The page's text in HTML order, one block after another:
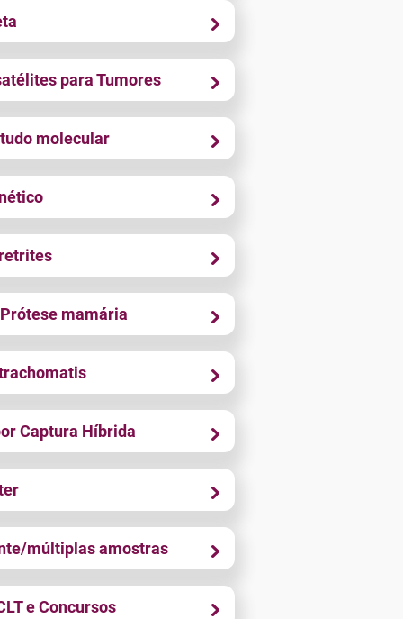
para Tumores
molecular
mamária
Captura Híbrida
múltiplas amostras
e Concursos